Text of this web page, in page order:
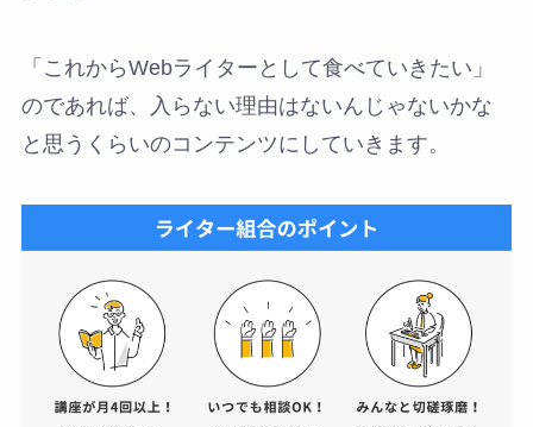
「これからWebライターとして食べていきたい」
のであれば、入らない理由はないんじゃないかな
と思うくらいのコンテンツにしていきます。